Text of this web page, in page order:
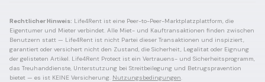
Rechtlicher Hinweis: Life4Rent ist eine Peer-to-Peer-Marktplatzplattform, die
Eigentumer und Mieter verbindet. Alle Miet- und Kauftransaktionen finden zwischen
Benutzern statt — Life4Rent ist nicht Partei dieser Transaktionen und inspiziert,
garantiert oder versichert nicht den Zustand, die Sicherheit, Legalitat oder Eignung
der gelisteten Artikel. Life4Rent Protect ist ein Vertrauens- und Sicherheitsprogramm,
das Treuhanddienste, Unterstutzung bei Streitbeilegung und Betrugspravention
bietet — es ist KEINE Versicherung. Nutzungsbedingungen.